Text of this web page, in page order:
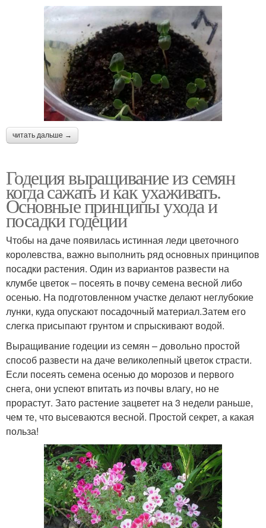
читать дальше →
Годеция выращивание из семян
когда сажать и как ухаживать.
Основные принципы ухода и
посадки годеции
Чтобы на даче появилась истинная леди цветочного
королевства, важно выполнить ряд основных принципов
посадки растения. Один из вариантов развести на
клумбе цветок – посеять в почву семена весной либо
осенью. На подготовленном участке делают неглубокие
лунки, куда опускают посадочный материал.Затем его
слегка присыпают грунтом и спрыскивают водой.
Выращивание годеции из семян – довольно простой
способ развести на даче великолепный цветок страсти.
Если посеять семена осенью до морозов и первого
снега, они успеют впитать из почвы влагу, но не
прорастут. Зато растение зацветет на 3 недели раньше,
чем те, что высеваются весной. Простой секрет, а какая
польза!